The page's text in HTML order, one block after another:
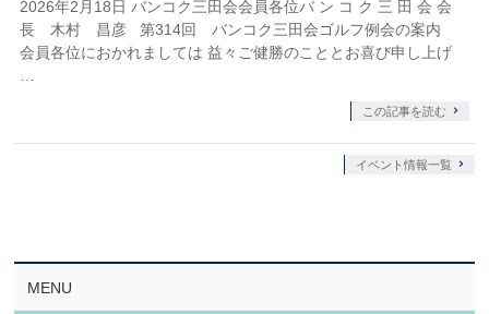
2026年2月18日 バンコク三田会会員各位バ ン コ ク 三 田 会 会
長 木村 昌彦 第314回 バンコク三田会ゴルフ例会の案内
会員各位におかれましては 益々ご健勝のこととお喜び申し上げ
この記事を読む
イベント情報一覧
MENU